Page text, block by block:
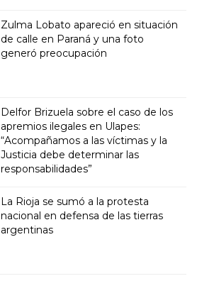
Zulma Lobato apareció en situación
de calle en Paraná y una foto
generó preocupación
Delfor Brizuela sobre el caso de los
apremios ilegales en Ulapes:
“Acompañamos a las víctimas y la
Justicia debe determinar las
responsabilidades”
La Rioja se sumó a la protesta
nacional en defensa de las tierras
argentinas